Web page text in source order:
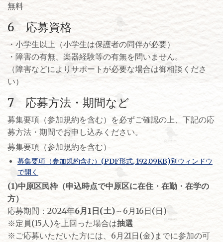
無料
6 応募資格
・小学生以上（小学生は保護者の同伴が必要）
・障害の有無、楽器経験等の有無を問いません。
（障害などによりサポートが必要な場合は御相談くださ
い）
7 応募方法・期間など
募集要項（参加規約を含む）を必ずご確認の上、下記の応
募方法・期間でお申し込みください。
募集要項（参加規約を含む）
募集要項（参加規約含む）(PDF形式, 192.09KB)別ウィンドウ
で開く
(1)中原区民枠（申込時点で中原区に在住・在勤・在学の
方）
応募期間：2024年6月1日(土)～6月16日(日)
※定員(15人)を上回った場合は抽選
※ご応募いただいた方には、6月21日(金)までに参加の可